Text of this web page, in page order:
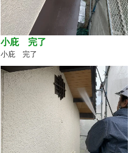
小庇 完了
小庇 完了